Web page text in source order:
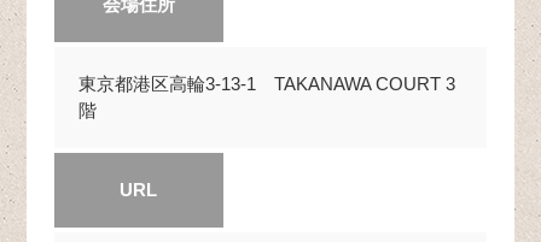
会場住所
東京都港区高輪3-13-1 TAKANAWA COURT 3
階
URL